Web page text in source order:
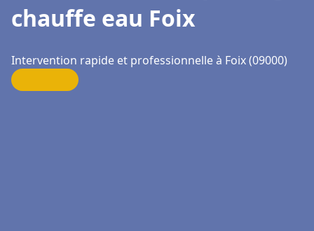
chauffe eau Foix
Intervention rapide et professionnelle à Foix (09000)